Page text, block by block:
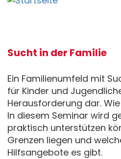
Direkt
Sucht in der Familie
Ein Familienumfeld mit
für Kinder und
Herausforderung dar.
In diesem Seminar wird
praktisch unterstützen
Grenzen liegen und
Hilfsangebote es gibt.